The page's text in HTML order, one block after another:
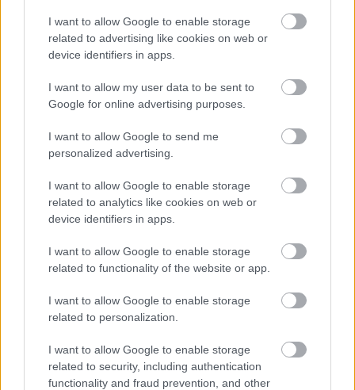
I want to allow Google to enable storage
related to advertising like cookies on web or
device identifiers in apps.
I want to allow my user data to be sent to
Google for online advertising purposes.
I want to allow Google to send me
personalized advertising.
I want to allow Google to enable storage
related to analytics like cookies on web or
device identifiers in apps.
I want to allow Google to enable storage
related to functionality of the website or app.
I want to allow Google to enable storage
related to personalization.
I want to allow Google to enable storage
related to security, including authentication
functionality and fraud prevention, and other
Ανάµεσα στο έντονο αρχαιολογικό και ιστορικό
ενδιαφέρον που παρουσιάζει το µιικρό αυτό νησάκι
µην χάσετε την ευκαιρία να επισκεφτείτε τα
πάνω από το Μεγάλο Χωριό από το οποίο
Κάστρο της Αγιοσυκιάς , του 15ου αιώνα όπου θα
Μεσαιωνικό Κάστρο της Μεσσαρίας.